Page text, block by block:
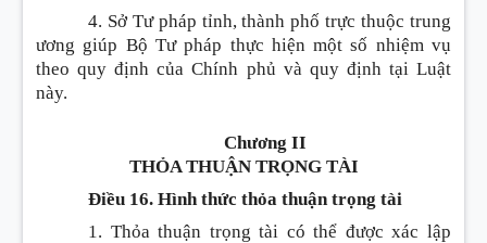
4. Sở Tư pháp tỉnh, thành phố trực thuộc trung
ương giúp Bộ Tư pháp thực hiện một số nhiệm vụ
theo quy định của Chính phủ và quy định tại Luật
này.
Chương II
THỎA THUẬN TRỌNG TÀI
Điều 16. Hình thức thỏa thuận trọng tài
1. Thỏa thuận trọng tài có thể được xác lập